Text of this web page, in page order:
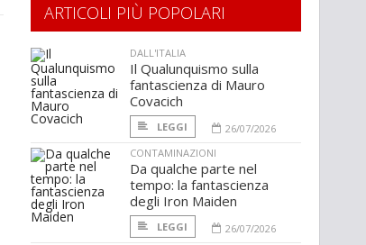
ARTICOLI PIÙ POPOLARI
DALL'ITALIA
Il Qualunquismo sulla
fantascienza di Mauro
Covacich
LEGGI
26/07/2026
CONTAMINAZIONI
Da qualche parte nel
tempo: la fantascienza
degli Iron Maiden
LEGGI
26/07/2026